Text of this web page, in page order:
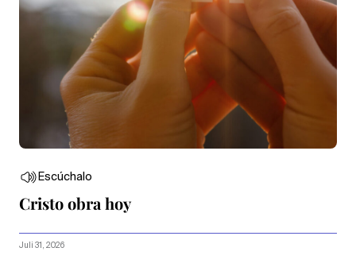
Escúchalo
Cristo obra hoy
Juli 31, 2026